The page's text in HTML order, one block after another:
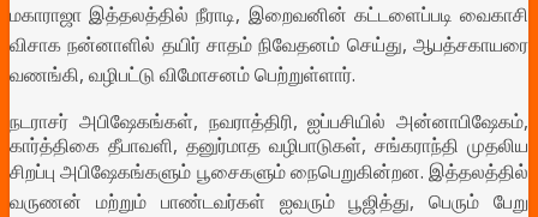
மகாராஜா இத்தலத்தில் நீராடி, இறைவனின் கட்டளைப்படி வைகாசி
விசாக நன்னாளில் தயிர் சாதம் நிவேதனம் செய்து, ஆபத்சகாயரை
வணங்கி, வழிபட்டு விமோசனம் பெற்றுள்ளார்.
நடராசர் அபிஷேகங்கள், நவராத்திரி, ஐப்பசியில் அன்னாபிஷேகம்,
கார்த்திகை தீபாவளி, தனுர்மாத வழிபாடுகள், சங்கராந்தி முதலிய
சிறப்பு அபிஷேகங்களும் பூசைகளும் நைபெறுகின்றன. இத்தலத்தில்
வருணன் மற்றும் பாண்டவர்கள் ஐவரும் பூஜித்து, பெரும் பேறு